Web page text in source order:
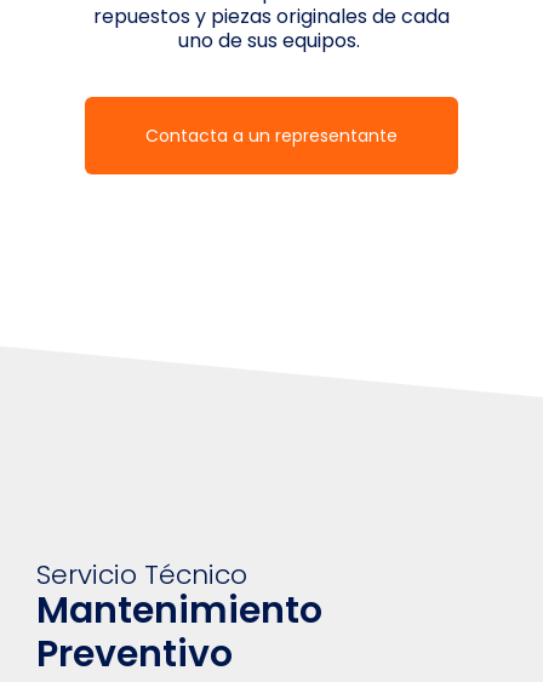
repuestos y piezas originales de cada
uno de sus equipos.
Contacta a un representante
Servicio Técnico
Mantenimiento
Preventivo